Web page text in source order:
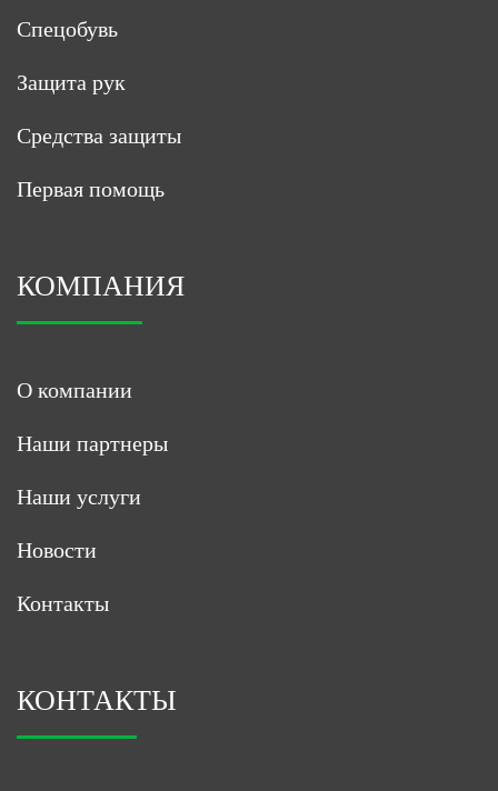
Спецобувь
Защита рук
Средства защиты
Первая помощь
КОМПАНИЯ
О компании
Наши партнеры
Наши услуги
Новости
Контакты
КОНТАКТЫ